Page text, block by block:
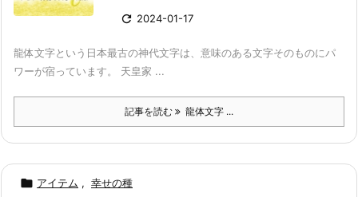
 2024-01-17
龍体文字という日本最古の神代文字は、意味のある文字そのものにパ
ワーが宿っています。 天皇家 ...
記事を読む 龍体文字 ...
 アイテム , 幸せの種